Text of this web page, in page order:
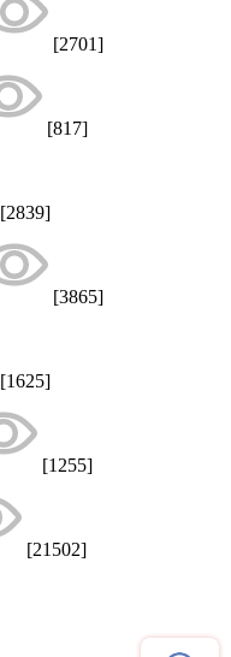
[2701]
[817]
[2839]
[3865]
[1625]
[1255]
[21502]